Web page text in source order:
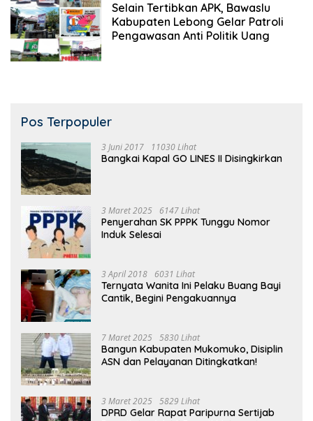
Selain Tertibkan APK, Bawaslu
Kabupaten Lebong Gelar Patroli
Pengawasan Anti Politik Uang
Pos Terpopuler
3 Juni 2017 11030 Lihat
Bangkai Kapal GO LINES II Disingkirkan
3 Maret 2025 6147 Lihat
Penyerahan SK PPPK Tunggu Nomor
Induk Selesai
3 April 2018 6031 Lihat
Ternyata Wanita Ini Pelaku Buang Bayi
Cantik, Begini Pengakuannya
7 Maret 2025 5830 Lihat
Bangun Kabupaten Mukomuko, Disiplin
ASN dan Pelayanan Ditingkatkan!
3 Maret 2025 5829 Lihat
DPRD Gelar Rapat Paripurna Sertijab